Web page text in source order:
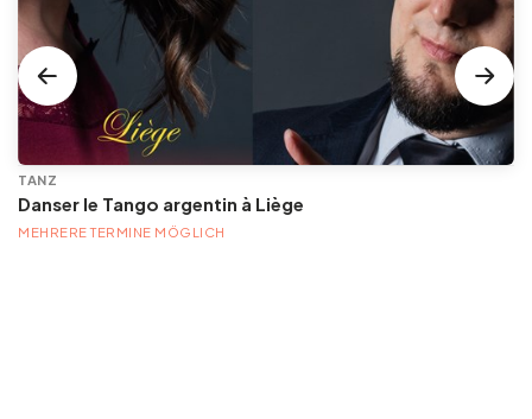
TANZ
Danser le Tango argentin à Liège
MEHRERE TERMINE MÖGLICH